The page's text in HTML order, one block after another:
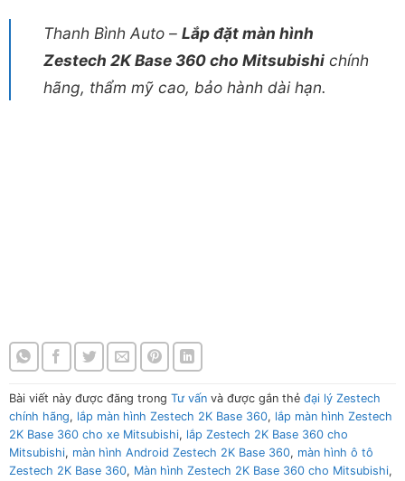
Thanh Bình Auto – Lắp đặt màn hình
Zestech 2K Base 360 cho Mitsubishi chính
hãng, thẩm mỹ cao, bảo hành dài hạn.
Bài viết này được đăng trong Tư vấn và được gắn thẻ đại lý Zestech
chính hãng, lắp màn hình Zestech 2K Base 360, lắp màn hình Zestech
2K Base 360 cho xe Mitsubishi, lắp Zestech 2K Base 360 cho
Mitsubishi, màn hình Android Zestech 2K Base 360, màn hình ô tô
Zestech 2K Base 360, Màn hình Zestech 2K Base 360 cho Mitsubishi,